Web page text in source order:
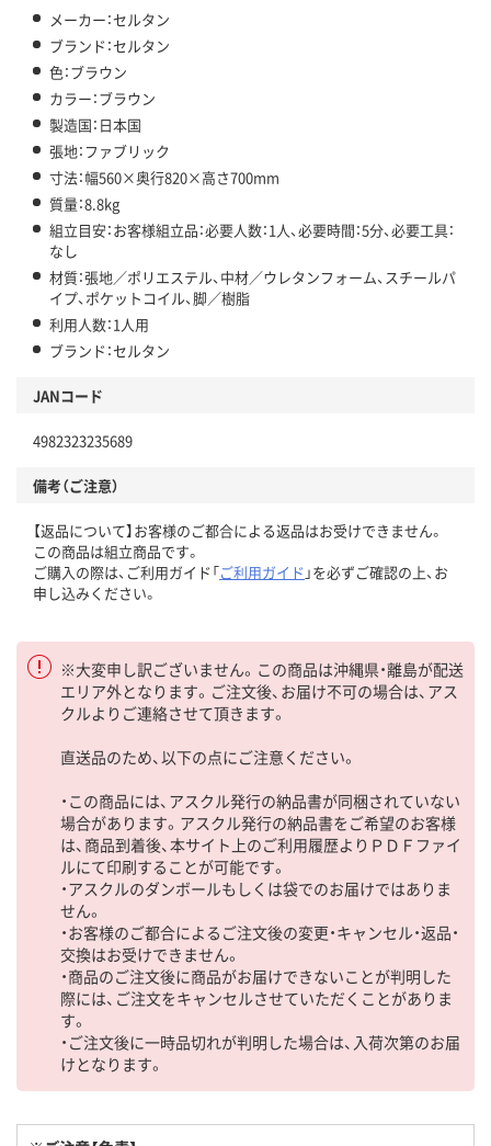
メーカー：セルタン
ブランド：セルタン
色：ブラウン
カラー：ブラウン
製造国：日本国
張地：ファブリック
寸法：幅560×奥行820×高さ700mm
質量：8.8kg
組立目安：お客様組立品：必要人数：1人、必要時間：5分、必要工具：
なし
材質：張地／ポリエステル、中材／ウレタンフォーム、スチールパ
イプ、ポケットコイル、脚／樹脂
利用人数：1人用
ブランド：セルタン
JANコード
4982323235689
備考（ご注意）
【返品について】お客様のご都合による返品はお受けできません。
この商品は組立商品です。
ご購入の際は、ご利用ガイド「ご利用ガイド 」を必ずご確認の上、お
申し込みください。
※大変申し訳ございません。この商品は沖縄県・離島が配送
エリア外となります。ご注文後、お届け不可の場合は、アス
クルよりご連絡させて頂きます。
直送品のため、以下の点にご注意ください。
・この商品には、アスクル発行の納品書が同梱されていない
場合があります。アスクル発行の納品書をご希望のお客様
は、商品到着後、本サイト上のご利用履歴よりＰＤＦファイ
ルにて印刷することが可能です。
・アスクルのダンボールもしくは袋でのお届けではありま
せん。
・お客様のご都合によるご注文後の変更・キャンセル・返品・
交換はお受けできません。
・商品のご注文後に商品がお届けできないことが判明した
際には、ご注文をキャンセルさせていただくことがありま
す。
・ご注文後に一時品切れが判明した場合は、入荷次第のお届
けとなります。